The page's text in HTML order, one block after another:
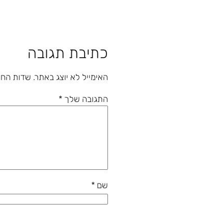
כתיבת תגובה
האימייל לא יוצג באתר. שדות
התגובה שלך *
שם *